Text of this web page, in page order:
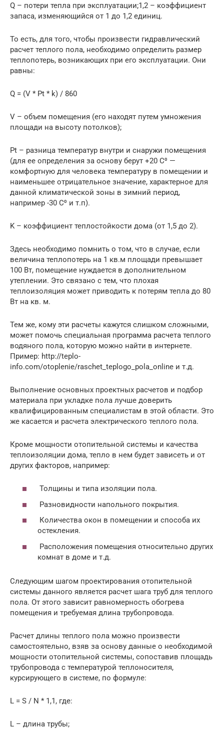
Q – потери тепла при эксплуатации;1,2 – коэффициент
запаса, изменяющийся от 1 до 1,2 единиц.
То есть, для того, чтобы произвести гидравлический
расчет теплого пола, необходимо определить размер
теплопотерь, возникающих при его эксплуатации. Они
равны:
Q = (V * Pt * k) / 860
V – объем помещения (его находят путем умножения
площади на высоту потолков);
Pt – разница температур внутри и снаружи помещения
(для ее определения за основу берут +20 С⁰ —
комфортную для человека температуру в помещении и
наименьшее отрицательное значение, характерное для
данной климатической зоны в зимний период,
например -30 С⁰ и т.п).
K – коэффициент теплостойкости дома (от 1,5 до 2).
Здесь необходимо помнить о том, что в случае, если
величина теплопотерь на 1 кв.м площади превышает
100 Вт, помещение нуждается в дополнительном
утеплении. Это связано с тем, что плохая
теплоизоляция может приводить к потерям тепла до 80
Вт на кв. м.
Тем же, кому эти расчеты кажутся слишком сложными,
может помочь специальная программа расчета теплого
водяного пола, которую можно найти в интернете.
Пример: http://teplo-
info.com/otoplenie/raschet_teplogo_pola_online и т.д.
Выполнение основных проектных расчетов и подбор
материала при укладке пола лучше доверить
квалифицированным специалистам в этой области. Это
же касается и расчета электрического теплого пола.
Кроме мощности отопительной системы и качества
теплоизоляции дома, тепло в нем будет зависеть и от
других факторов, например:
Толщины и типа изоляции пола.
Разновидности напольного покрытия.
Количества окон в помещении и способа их
остекления.
Расположения помещения относительно других
комнат в доме и т.д.
Следующим шагом проектирования отопительной
системы данного является расчет шага труб для теплого
пола. От этого зависит равномерность обогрева
помещения и требуемая длина трубопровода.
Расчет длины теплого пола можно произвести
самостоятельно, взяв за основу данные о необходимой
мощности отопительной системы, сопоставив площадь
трубопровода с температурой теплоносителя,
курсирующего в системе, по формуле:
L = S / N * 1,1, где:
L – длина трубы;